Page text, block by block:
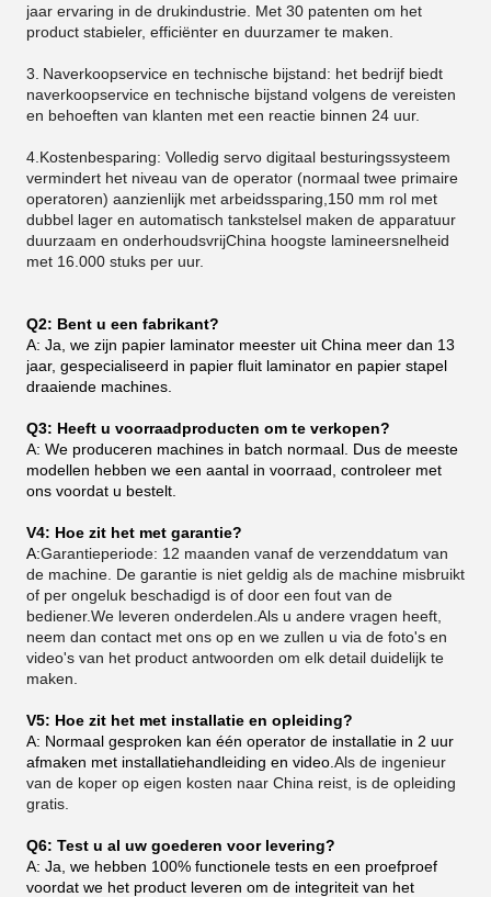
jaar ervaring in de drukindustrie. Met 30 patenten om het
product stabieler, efficiënter en duurzamer te maken.
3. Naverkoopservice en technische bijstand: het bedrijf biedt
naverkoopservice en technische bijstand volgens de vereisten
en behoeften van klanten met een reactie binnen 24 uur.
4.Kostenbesparing: Volledig servo digitaal besturingssysteem
vermindert het niveau van de operator (normaal twee primaire
operatoren) aanzienlijk met arbeidssparing,150 mm rol met
dubbel lager en automatisch tankstelsel maken de apparatuur
duurzaam en onderhoudsvrijChina hoogste lamineersnelheid
met 16.000 stuks per uur.
Q2: Bent u een fabrikant?
A: Ja, we zijn papier laminator meester uit China meer dan 13
jaar, gespecialiseerd in papier fluit laminator en papier stapel
draaiende machines.
Q3: Heeft u voorraadproducten om te verkopen?
A: We produceren machines in batch normaal. Dus de meeste
modellen hebben we een aantal in voorraad, controleer met
ons voordat u bestelt.
V4: Hoe zit het met garantie?
A:Garantieperiode: 12 maanden vanaf de verzenddatum van
de machine. De garantie is niet geldig als de machine misbruikt
of per ongeluk beschadigd is of door een fout van de
bediener.We leveren onderdelen.Als u andere vragen heeft,
neem dan contact met ons op en we zullen u via de foto's en
video's van het product antwoorden om elk detail duidelijk te
maken.
V5: Hoe zit het met installatie en opleiding?
A: Normaal gesproken kan één operator de installatie in 2 uur
afmaken met installatiehandleiding en video. Als de ingenieur
van de koper op eigen kosten naar China reist, is de opleiding
gratis.
Q6: Test u al uw goederen voor levering?
A: Ja, we hebben 100% functionele tests en een proefproef
voordat we het product leveren om de integriteit van het